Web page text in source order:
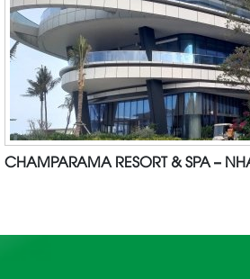
CHAMPARAMA RESORT & SPA –